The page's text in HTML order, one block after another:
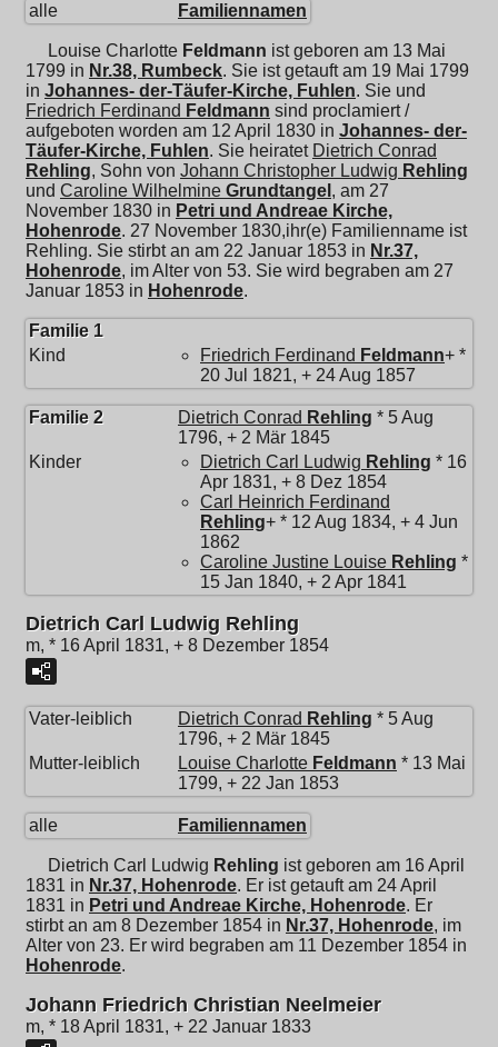
alle Familiennamen
Louise Charlotte Feldmann ist geboren am 13 Mai
1799 in Nr.38, Rumbeck. Sie ist getauft am 19 Mai 1799
in Johannes- der-Täufer-Kirche, Fuhlen. Sie und
Friedrich Ferdinand Feldmann sind proclamiert /
aufgeboten worden am 12 April 1830 in Johannes- der-
Täufer-Kirche, Fuhlen. Sie heiratet Dietrich Conrad
Rehling, Sohn von Johann Christopher Ludwig Rehling
und Caroline Wilhelmine Grundtangel , am 27
November 1830 in Petri und Andreae Kirche,
Hohenrode. 27 November 1830,ihr(e) Familienname ist
Rehling. Sie stirbt an am 22 Januar 1853 in Nr.37,
Hohenrode, im Alter von 53. Sie wird begraben am 27
Januar 1853 in Hohenrode.
Familie 1
Kind
Friedrich Ferdinand Feldmann+ *
20 Jul 1821, + 24 Aug 1857
Familie 2 Dietrich Conrad Rehling * 5 Aug
1796, + 2 Mär 1845
Kinder
Dietrich Carl Ludwig Rehling * 16
Apr 1831, + 8 Dez 1854
Carl Heinrich Ferdinand
Rehling+ * 12 Aug 1834, + 4 Jun
1862
Caroline Justine Louise Rehling *
15 Jan 1840, + 2 Apr 1841
Dietrich Carl Ludwig Rehling
m, * 16 April 1831, + 8 Dezember 1854
Vater-leiblich Dietrich Conrad Rehling * 5 Aug
1796, + 2 Mär 1845
Mutter-leiblich
Louise Charlotte Feldmann * 13 Mai
1799, + 22 Jan 1853
alle Familiennamen
Dietrich Carl Ludwig Rehling ist geboren am 16 April
1831 in Nr.37, Hohenrode. Er ist getauft am 24 April
1831 in Petri und Andreae Kirche, Hohenrode. Er
stirbt an am 8 Dezember 1854 in Nr.37, Hohenrode, im
Alter von 23. Er wird begraben am 11 Dezember 1854 in
Hohenrode.
Johann Friedrich Christian Neelmeier
m, * 18 April 1831, + 22 Januar 1833